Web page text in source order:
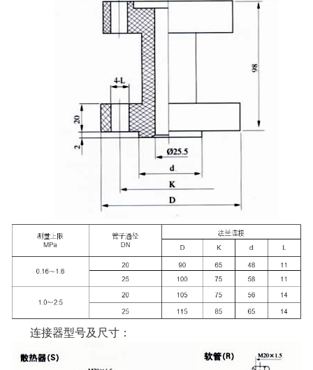
连接器型号及尺寸：